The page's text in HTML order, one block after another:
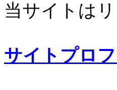
当サイトは
サイトプロ